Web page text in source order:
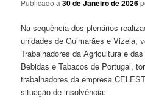
Publicado a30 de Janeiro de 2026
Na sequência dos plenários
unidades de Guimarães e Vizela,
Trabalhadores da Agricultura e
Bebidas e Tabacos de Portugal,
trabalhadores da empresa
situação de insolvência: